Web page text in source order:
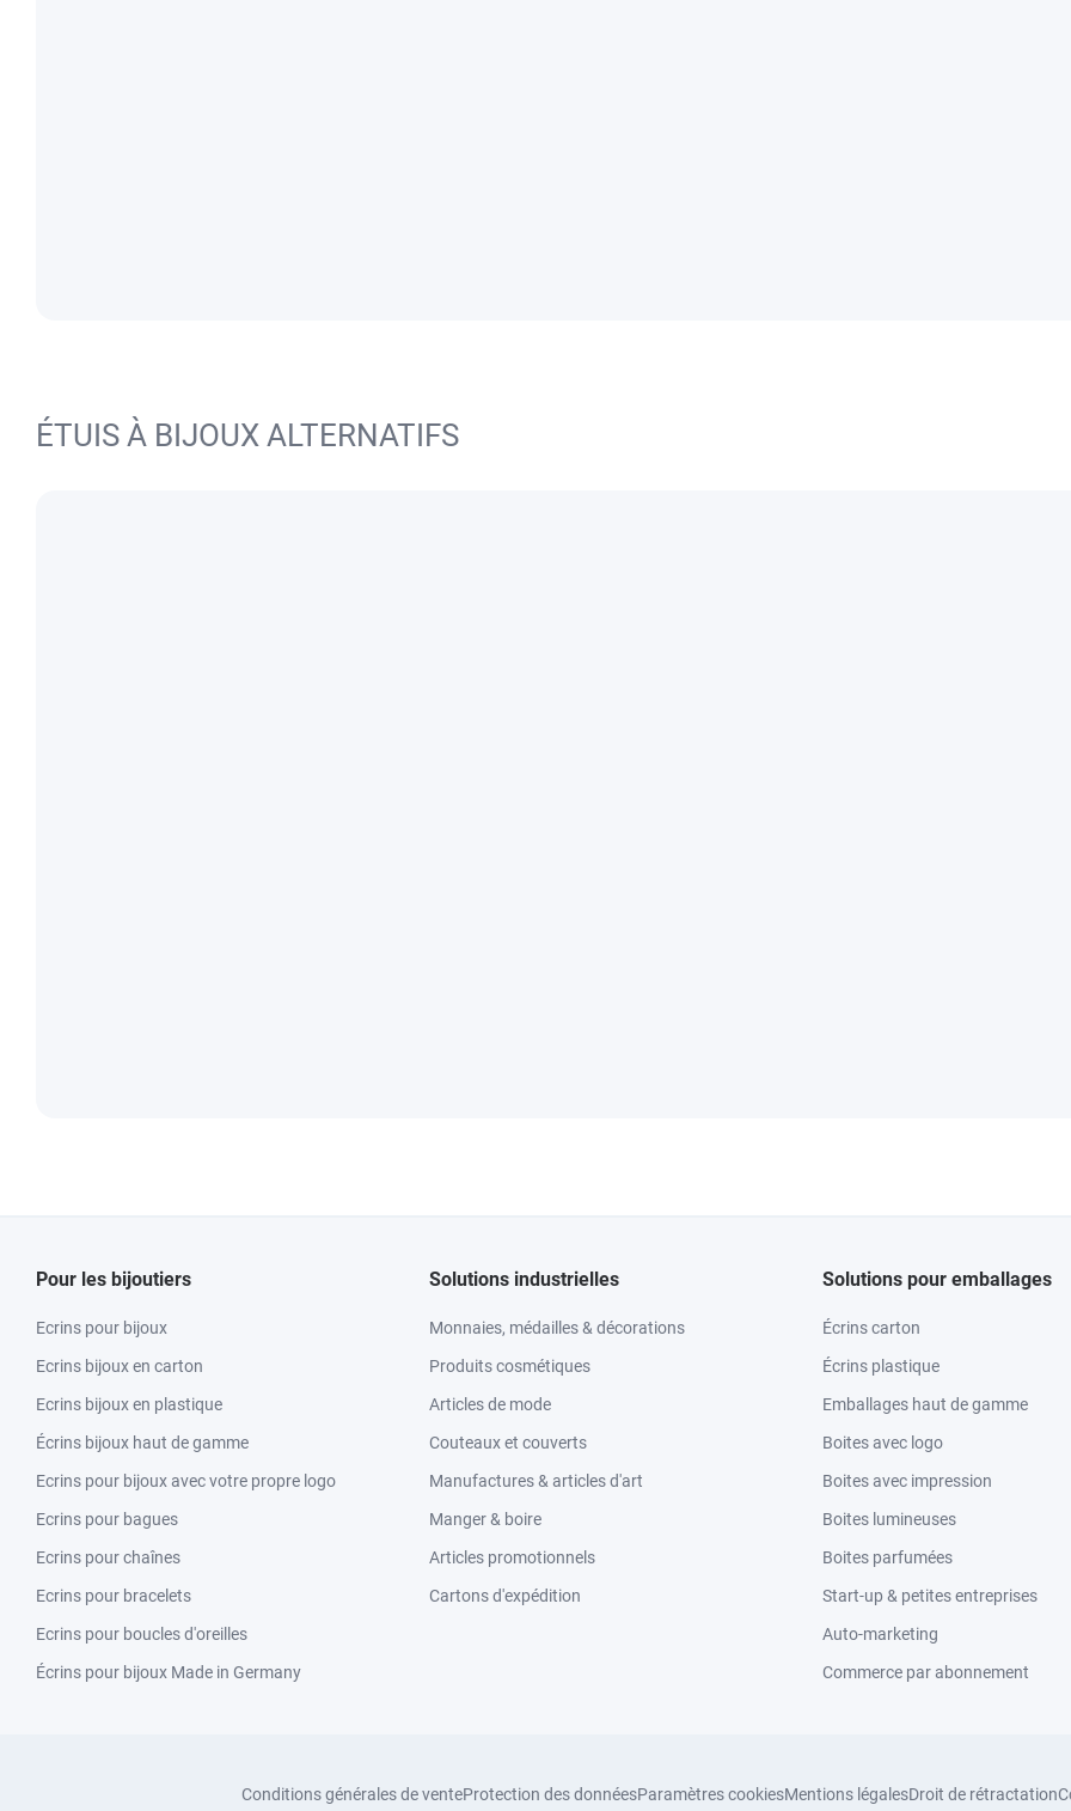
ÉTUIS À BIJOUX ALTERNATIFS
Pour les bijoutiers
Ecrins pour bijoux
Ecrins bijoux en carton
Ecrins bijoux en plastique
Écrins bijoux haut de gamme
Ecrins pour bijoux avec votre propre logo
Ecrins pour bagues
Ecrins pour chaînes
Ecrins pour bracelets
Ecrins pour boucles d'oreilles
Écrins pour bijoux Made in Germany
Solutions industrielles
Monnaies, médailles & décorations
Produits cosmétiques
Articles de mode
Couteaux et couverts
Manufactures & articles d'art
Manger & boire
Articles promotionnels
Cartons d'expédition
Solutions pour emballages
Écrins carton
Écrins plastique
Emballages haut de gamme
Boites avec logo
Boites avec impression
Boites lumineuses
Boites parfumées
Start-up & petites entreprises
Auto-marketing
Commerce par abonnement
Conditions générales de venteProtection des donnéesParamètres cookiesMentions légalesDroit de rétractation